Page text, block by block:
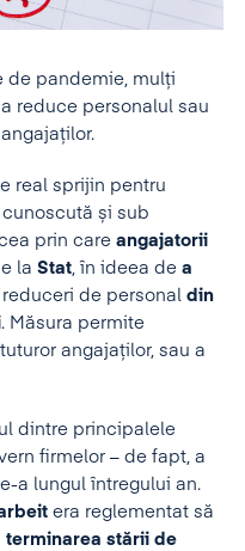
de pandemie, mulți
reduce personalul sau
real sprijin pentru
și sub
prin care angajatorii
la Stat, în ideea de a
de personal din
. Măsura permite
angajaților, sau a
dintre principalele
firmelor – de fapt, a
a lungul întregului an.
era reglementat să
terminarea stării de